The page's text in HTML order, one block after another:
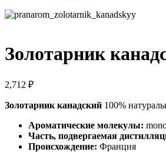
Золотарник
2,712 ₽
Золотарник канадский 100%
Ароматические молекулы:
Часть, подвергаемая
Происхождение: Франция